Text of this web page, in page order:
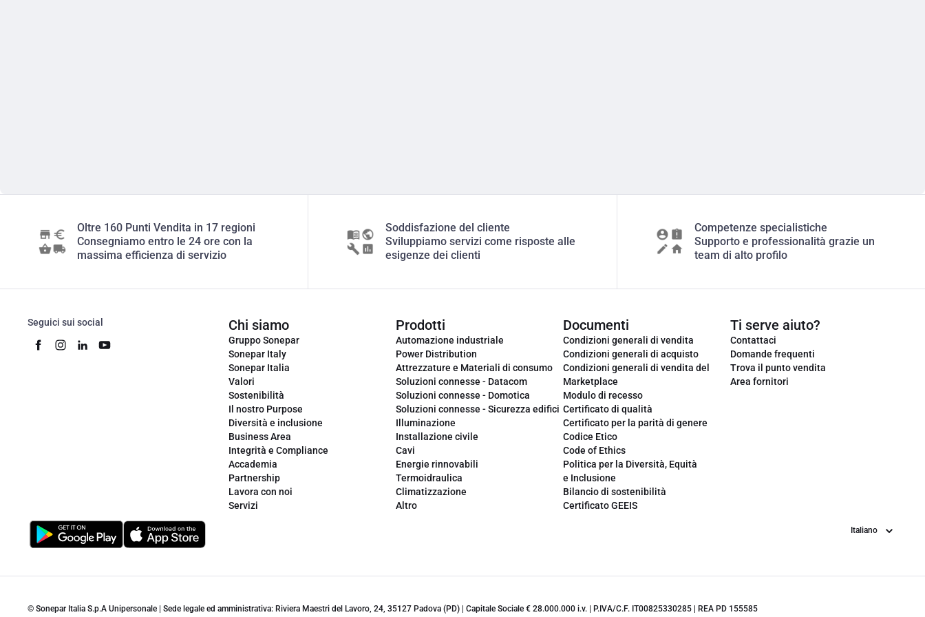
Oltre 160 Punti Vendita in 17 regioni
Consegniamo entro le 24 ore con la
massima efficienza di servizio
Soddisfazione del cliente
Sviluppiamo servizi come risposte alle
esigenze dei clienti
Competenze specialistiche
Supporto e professionalità grazie un
team di alto profilo
Seguici sui social Chi siamo
Gruppo Sonepar
Sonepar Italy
Sonepar Italia
Valori
Sostenibilità
Il nostro Purpose
Diversità e inclusione
Business Area
Integrità e Compliance
Accademia
Partnership
Lavora con noi
Servizi
Prodotti
Automazione industriale
Power Distribution
Attrezzature e Materiali di consumo
Soluzioni connesse - Datacom
Soluzioni connesse - Domotica
Soluzioni connesse - Sicurezza edifici
Illuminazione
Installazione civile
Cavi
Energie rinnovabili
Termoidraulica
Climatizzazione
Altro
Documenti
Condizioni generali di vendita
Condizioni generali di acquisto
Condizioni generali di vendita del
Marketplace
Modulo di recesso
Certificato di qualità
Certificato per la parità di genere
Codice Etico
Code of Ethics
Politica per la Diversità, Equità
e Inclusione
Bilancio di sostenibilità
Certificato GEEIS
Ti serve aiuto?
Contattaci
Domande frequenti
Trova il punto vendita
Area fornitori
Lingua
© Sonepar Italia S.p.A Unipersonale | Sede legale ed amministrativa: Riviera Maestri del Lavoro, 24, 35127 Padova (PD) | Capitale Sociale € 28.000.000 i.v. | P.IVA/C.F. IT00825330285 | REA PD 155585